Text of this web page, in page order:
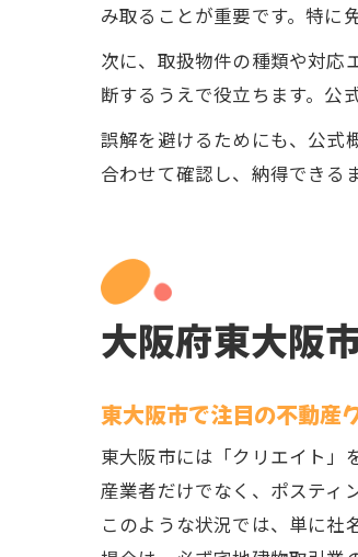
み取ることが重要です。特に
次に、取扱物件の種類や対応
断するうえで役立ちます。公
誤解を避けるためにも、公式
合わせて確認し、納得できる
大阪府東大阪
東大阪市で注目の不動産
東大阪市には「クリエイト」
産業者だけでなく、ポスティ
このような状況では、単に社